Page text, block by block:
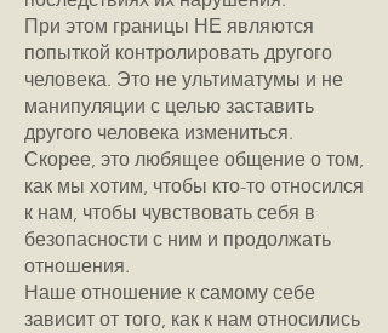
При этом границы НЕ являются
попыткой контролировать другого
человека. Это не ультиматумы и не
манипуляции с целью заставить
другого человека измениться.
Скорее, это любящее общение о том,
как мы хотим, чтобы кто-то относился
к нам, чтобы чувствовать себя в
безопасности с ним и продолжать
отношения.
Наше отношение к самому себе
зависит от того, как к нам относились